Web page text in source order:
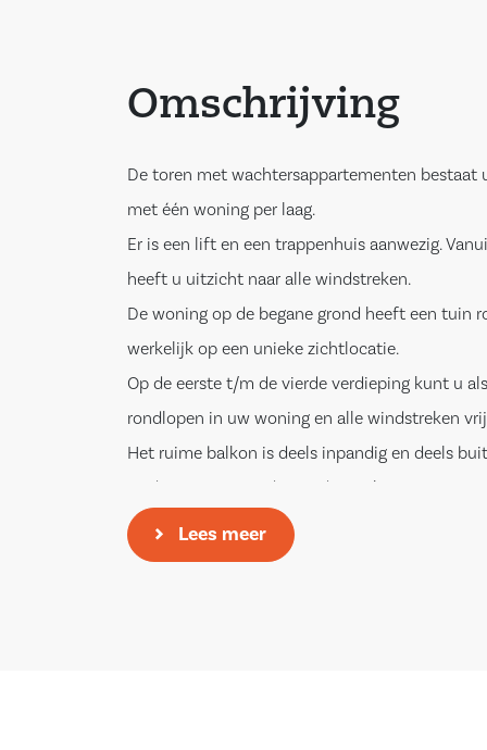
Omschrijving
De toren met wachtersappartementen bestaat
met één woning per laag.
Er is een lift en een trappenhuis aanwezig.
heeft u uitzicht naar alle windstreken.
De woning op de begane grond heeft een tuin
werkelijk op een unieke zichtlocatie.
Op de eerste t/m de vierde verdieping kunt u
rondlopen in uw woning en alle windstreken
Het ruime balkon is deels inpandig en deels
zuiden georiënteerd, waardoor u kunt genieten
ochtend- en avondzon.
Voor alle appartementen is voorzien in een
Lees meer